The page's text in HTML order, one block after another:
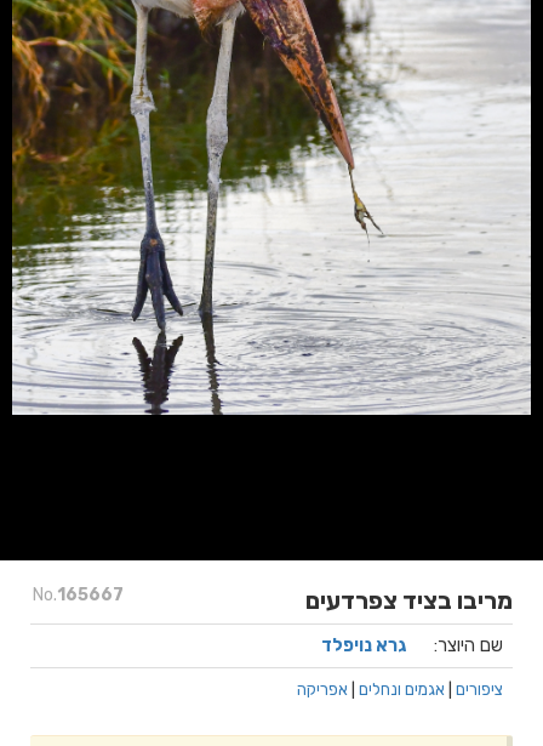
No.165667 מריבו בציד צפרדעים
שם היוצר: גרא נויפלד
ציפורים אגמים ונחלים אפריקה